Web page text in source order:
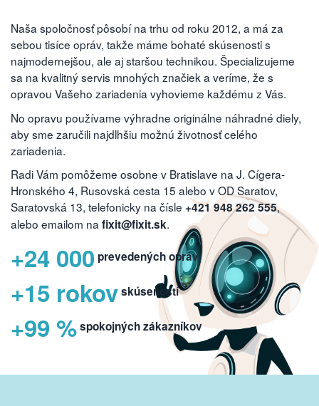
Naša spoločnosť pôsobí na trhu od roku 2012, a má za
sebou tisíce opráv, takže máme bohaté skúsenosti s
najmodernejšou, ale aj staršou technikou. Špecializujeme
sa na kvalitný servis mnohých značiek a veríme, že s
opravou Vašeho zariadenia vyhovieme každému z Vás.
No opravu používame výhradne originálne náhradné diely,
aby sme zaručili najdlhšiu možnú životnosť celého
zariadenia.
Radi Vám pomôžeme osobne v Bratislave na J. Cígera-
Hronského 4, Rusovská cesta 15 alebo v OD Saratov,
Saratovská 13, telefonicky na čísle +421 948 262 555,
alebo emailom na fixit@fixit.sk.
+24 000 prevedených opráv
+15 rokovskúseností
+99 %spokojných zákazníkov